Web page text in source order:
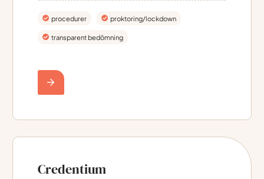
procedurer proktoring/lockdown
transparent bedömning
Credentium